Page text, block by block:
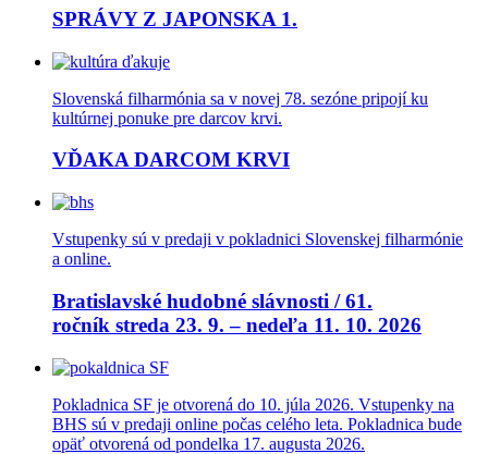
SPRÁVY Z JAPONSKA 1.
Slovenská filharmónia sa v novej 78. sezóne pripojí ku
kultúrnej ponuke pre darcov krvi.
VĎAKA DARCOM KRVI
Vstupenky sú v predaji v pokladnici Slovenskej filharmónie
a online.
Bratislavské hudobné slávnosti / 61.
ročník streda 23. 9. – nedeľa 11. 10. 2026
Pokladnica SF je otvorená do 10. júla 2026. Vstupenky na
BHS sú v predaji online počas celého leta. Pokladnica bude
opäť otvorená od pondelka 17. augusta 2026.